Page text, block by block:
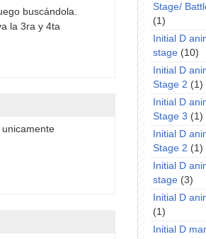
buscándola.
la 3ra y 4ta
Stage/
(1)
Initial D
stage (10)
Initial D
Stage 2 (1)
Initial D
Stage 3 (1)
Initial D
Stage 2 (1)
Initial D
stage (3)
Initial D
(1)
Initial D